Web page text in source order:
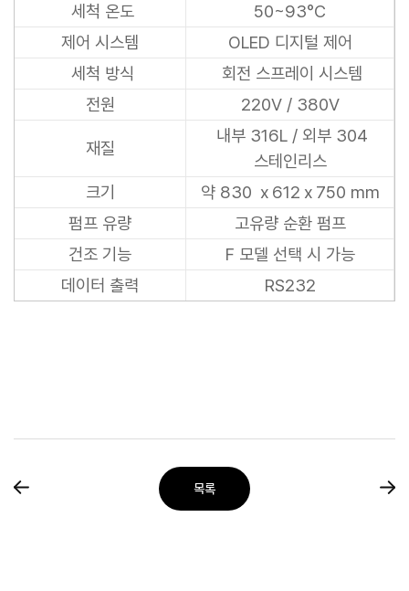
세척 온도
50~93°C
제어 시스템
OLED 디지털 제어
세척 방식
회전 스프레이 시스템
전원
220V / 380V
재질
내부 316L / 외부 304
스테인리스
크기
약 830 ｘ612 ｘ750 mm
펌프 유량
고유량 순환 펌프
건조 기능
F 모델 선택 시 가능
데이터 출력
RS232
목록